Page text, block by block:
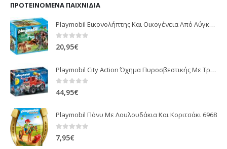
ΠΡΟΤΕΙΝΌΜΕΝΑ ΠΑΙΧΝΊΔΙΑ
Playmobil Εικονολήπτης Και Οικογένεια Από Λύγκες 5561
0 out of 5
20,95€
Playmobil City Action Όχημα Πυροσβεστικής Με Τροχαλία Ρυμούλκησης 9466
0 out of 5
44,95€
Playmobil Πόνυ Με Λουλουδάκια Και Κοριτσάκι 6968
0out of 5
7,95€